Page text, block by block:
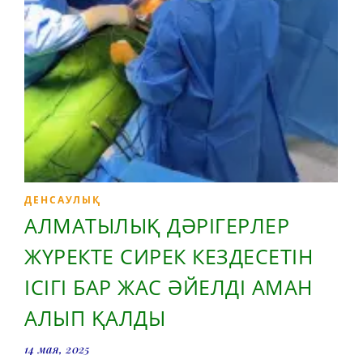
ДЕНСАУЛЫҚ
АЛМАТЫЛЫҚ ДӘРІГЕРЛЕР
ЖҮРЕКТЕ СИРЕК КЕЗДЕСЕТІН
ІСІГІ БАР ЖАС ӘЙЕЛДІ АМАН
АЛЫП ҚАЛДЫ
14 мая, 2025